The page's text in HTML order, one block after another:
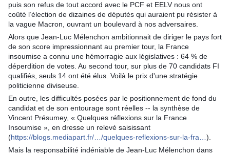
puis son refus de tout accord avec le PCF et EELV nous ont
coûté l’élection de dizaines de députés qui auraient pu résister à
la vague Macron, ouvrant un boulevard à nos adversaires.
Alors que Jean-Luc Mélenchon ambitionnait de diriger le pays fort
de son score impressionnant au premier tour, la France
insoumise a connu une hémorragie aux législatives : 64 % de
déperdition de votes. Au second tour, sur plus de 70 candidats FI
qualifiés, seuls 14 ont été élus. Voilà le prix d'une stratégie
politicienne diviseuse.
En outre, les difficultés posées par le positionnement de fond du
candidat et de son entourage sont réelles -- la synthèse de
Vincent Présumey, « Quelques réflexions sur la France
Insoumise », en dresse un relevé saisissant
(https://blogs.mediapart.fr/…/quelques-reflexions-sur-la-fra… ).
Mais la responsabilité indéniable de Jean-Luc Mélenchon dans